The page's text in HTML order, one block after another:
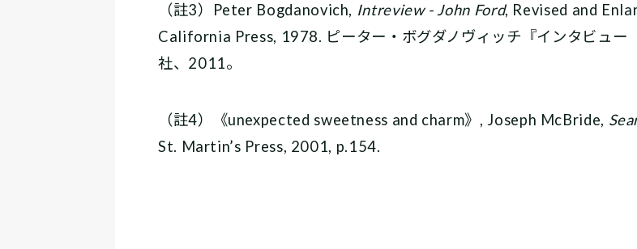
（註3）Peter Bogdanovich, Intreview - John Ford, Revised and
California Press, 1978. ピーター・ボグダノヴィッチ『インタビュー
社、2011。
（註4）《unexpected sweetness and charm》, Joseph McBride,
St. Martin’s Press, 2001, p.154.